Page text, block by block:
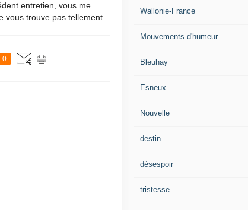
entretien, vous me
vous trouve pas tellement
0
Wallonie-France
Mouvements d'humeur
Bleuhay
Esneux
Nouvelle
destin
désespoir
tristesse